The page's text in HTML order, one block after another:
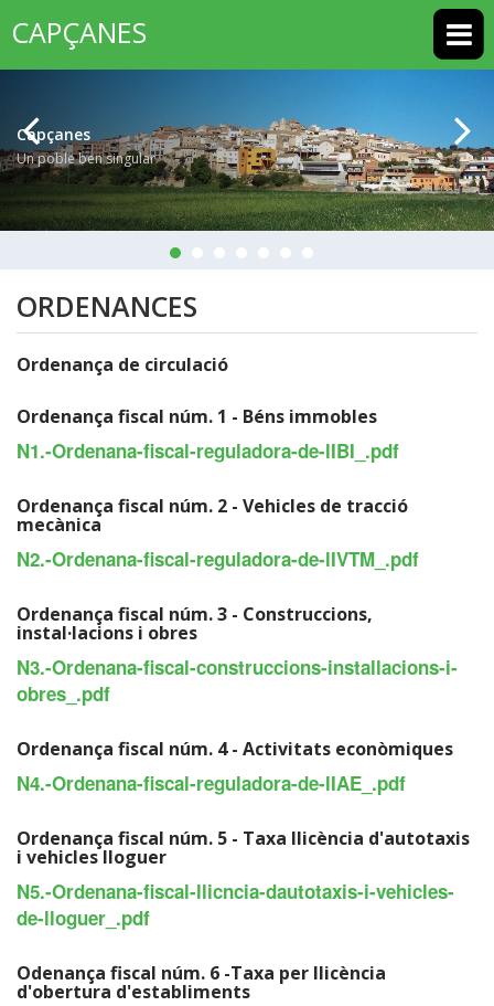
CAPÇANES
Capçanes
Un poble ben singular
ORDENANCES
Ordenança de circulació
Ordenança fiscal núm. 1 - Béns immobles
N1.-Ordenana-fiscal-reguladora-de-lIBI_.pdf
Ordenança fiscal núm. 2 - Vehicles de tracció
mecànica
N2.-Ordenana-fiscal-reguladora-de-lIVTM_.pdf
Ordenança fiscal núm. 3 - Construccions,
instal·lacions i obres
N3.-Ordenana-fiscal-construccions-installacions-i-
obres_.pdf
Ordenança fiscal núm. 4 - Activitats econòmiques
N4.-Ordenana-fiscal-reguladora-de-lIAE_.pdf
Ordenança fiscal núm. 5 - Taxa llicència d'autotaxis
i vehicles lloguer
N5.-Ordenana-fiscal-llicncia-dautotaxis-i-vehicles-
de-lloguer_.pdf
Odenança fiscal núm. 6 -Taxa per llicència
d'obertura d'establiments